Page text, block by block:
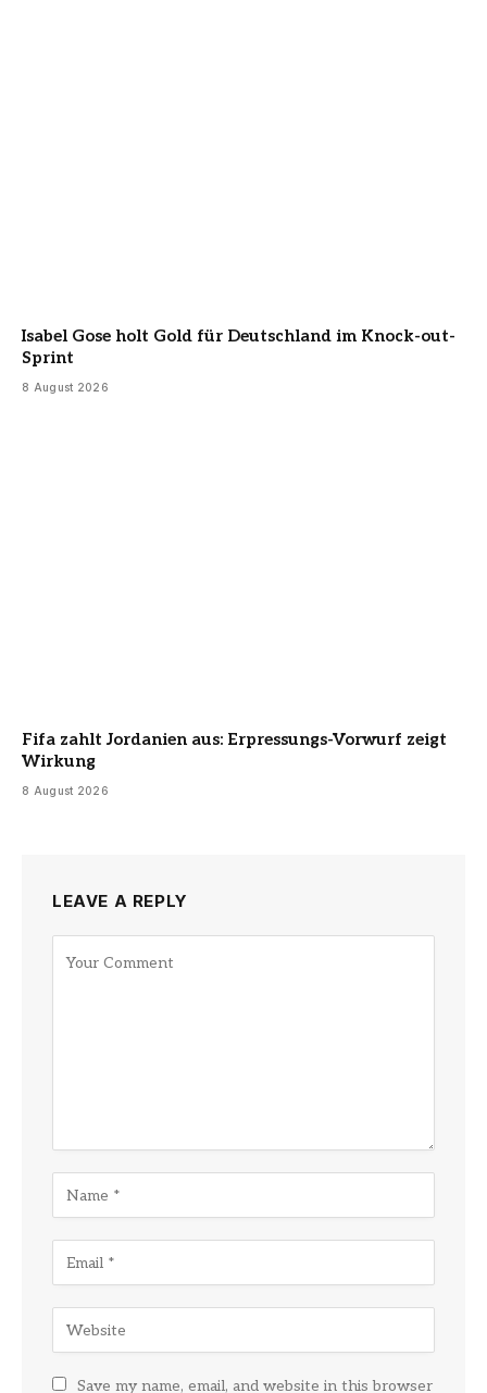
Isabel Gose holt Gold für Deutschland im Knock-out-
Sprint
8 August 2026
Fifa zahlt Jordanien aus: Erpressungs-Vorwurf zeigt
Wirkung
8 August 2026
LEAVE A REPLY
Save my name, email, and website in this browser